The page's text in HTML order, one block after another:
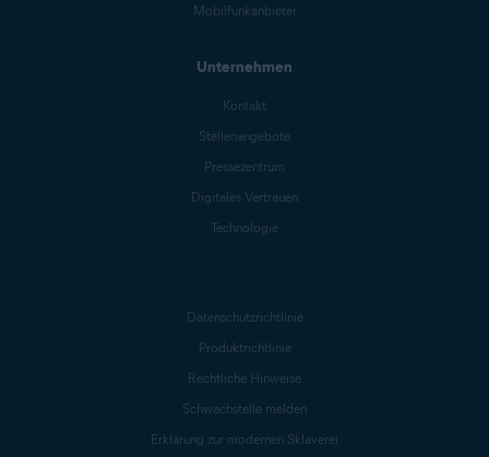
Mobilfunkanbieter
Unternehmen
Kontakt
Stellenangebote
Pressezentrum
Digitales Vertrauen
Technologie
Datenschutzrichtlinie
Produktrichtlinie
Rechtliche Hinweise
Schwachstelle melden
Erklärung zur modernen Sklaverei